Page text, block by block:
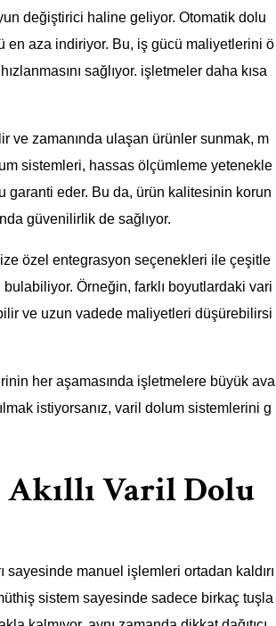
değiştirici haline geliyor. Otomatik dolu
en aza indiriyor. Bu, iş gücü maliyetlerini ö
sağlıyor. işletmeler daha kısa
ve zamanında ulaşan ürünler sunmak, m
sistemleri, hassas ölçümleme yetenekle
garanti eder. Bu da, ürün kalitesinin korun
güvenilirlik de sağlıyor.
özel entegrasyon seçenekleri ile çeşitle
Örneğin, farklı boyutlardaki vari
ve uzun vadede maliyetleri düşürebilirsi
her aşamasında işletmelere büyük ava
istiyorsanız, varil dolum sistemlerini g
Varil Dolu
sayesinde manuel işlemleri ortadan kaldırı
sistem sayesinde sadece birkaç tuşla